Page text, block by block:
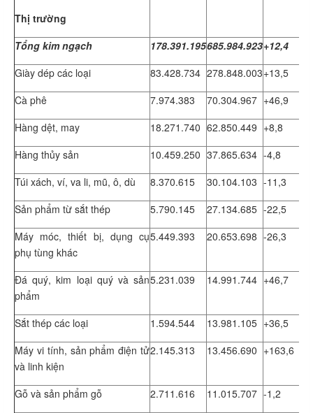
Thị trường
Tổng kim ngạch 178.391.195685.984.923+12,4
Giày dép các loại
83.428.734 278.848.003+13,5
Cà phê
7.974.383 70.304.967 +46,9
Hàng dệt, may
18.271.740 62.850.449 +8,8
Hàng thủy sản
10.459.250 37.865.634 -4,8
Túi xách, ví, va li, mũ, ô, dù
8.370.615 30.104.103 -11,3
Sản phẩm từ sắt thép
5.790.145 27.134.685 -22,5
Máy móc, thiết bị, dụng cụ
phụ tùng khác
5.449.393 20.653.698 -26,3
Đá quý, kim loại quý và sản
phẩm
5.231.039 14.991.744 +46,7
Sắt thép các loại 1.594.544 13.981.105 +36,5
Máy vi tính, sản phẩm điện tử
và linh kiện
2.145.313 13.456.690 +163,6
Gỗ và sản phẩm gỗ 2.711.616 11.015.707 -1,2